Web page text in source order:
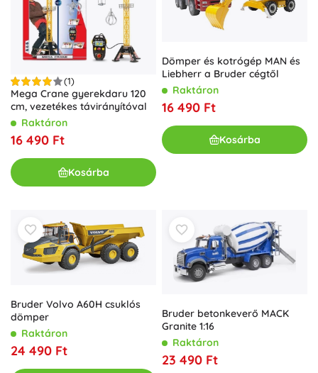
(1)
Mega Crane gyerekdaru 120
cm, vezetékes távirányítóval
Raktáron
16 490 Ft
Kosárba
Dömper és kotrógép MAN és
Liebherr a Bruder cégtől
Raktáron
16 490 Ft
Kosárba
Bruder Volvo A60H csuklós
dömper
Raktáron
24 490 Ft
Bruder betonkeverő MACK
Granite 1:16
Raktáron
23 490 Ft